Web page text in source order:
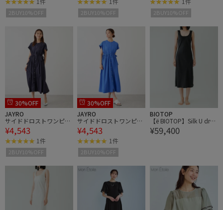
2BUY10%OFF 2BUY10%OFF 2BUY10%OFF
30%OFF
JAYRO
サイドドロストワンピー
ス
¥4,543
1件
2BUY10%OFF
30%OFF
JAYRO
サイドドロストワンピー
ス
¥4,543
1件
2BUY10%OFF
BIOTOP
【ё BIOTOP】Silk U dres
s
¥59,400